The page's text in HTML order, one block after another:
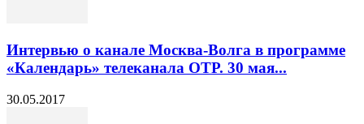
Интервью о канале Москва-Волга в программе
«Календарь» телеканала ОТР. 30 мая...
30.05.2017